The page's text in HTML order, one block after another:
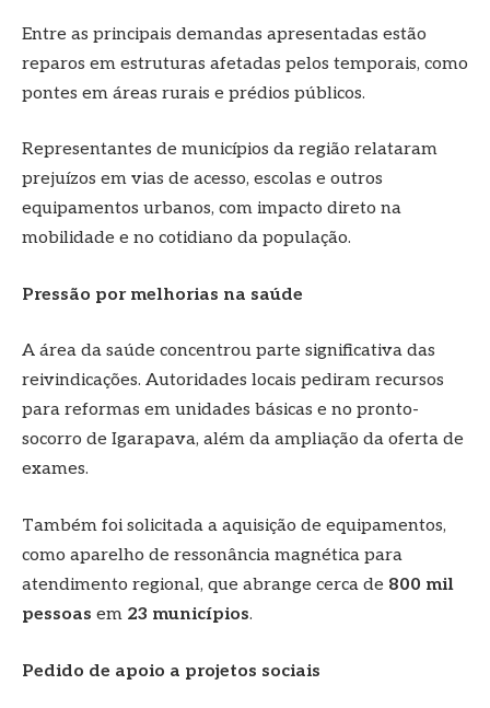
Entre as principais demandas apresentadas estão
reparos em estruturas afetadas pelos temporais, como
pontes em áreas rurais e prédios públicos.
Representantes de municípios da região relataram
prejuízos em vias de acesso, escolas e outros
equipamentos urbanos, com impacto direto na
mobilidade e no cotidiano da população.
Pressão por melhorias na saúde
A área da saúde concentrou parte significativa das
reivindicações. Autoridades locais pediram recursos
para reformas em unidades básicas e no pronto-
socorro de Igarapava, além da ampliação da oferta de
exames.
Também foi solicitada a aquisição de equipamentos,
como aparelho de ressonância magnética para
atendimento regional, que abrange cerca de 800 mil
pessoas em 23 municípios.
Pedido de apoio a projetos sociais